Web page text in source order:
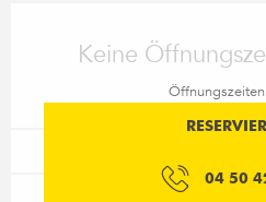
Keine
04 50